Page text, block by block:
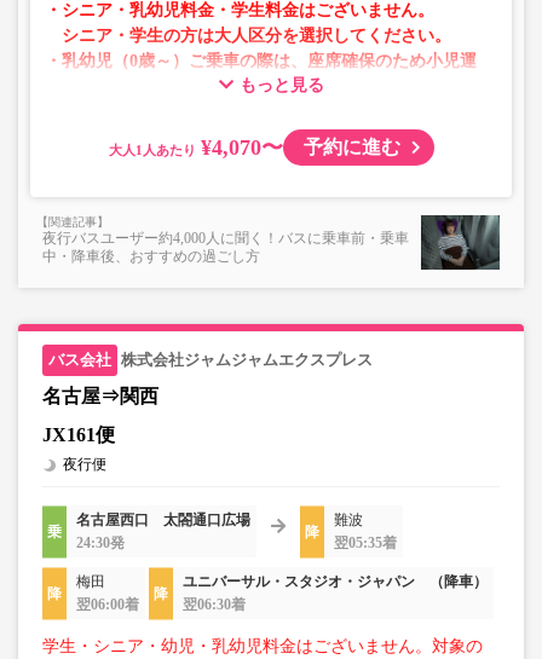
・シニア・乳幼児料金・学生料金はございません。
シニア・学生の方は大人区分を選択してください。
・乳幼児（0歳～）ご乗車の際は、座席確保のため小児運
賃での乗車券が必要です。
・AM1時～5時の間はシステムメンテナンスの為ご予約が
・在庫の状況はリアルタイムの表示ではございません。
※売り切れの場合でも残数が表示される場合がありま
す。
・一部取り扱いのない停留所がある場合がございます。
ントタイプでのご用意となります。
・増便や車両整備等の都合により、予告なく車両・シート
ださい。
もっと見る
大人 ¥4,070〜 予約に進む
夜行バスユーザー約4,000人に聞く！バスに乗車前・乗車
中・降車後、おすすめの過ごし方
株式会社ジャムジャムエクスプレス
名古屋⇒関西
JX161便
夜行便
名古屋西口 太閤通口広場
24:30発
難波
翌05:35着
梅田
翌06:00着
ユニバーサル・スタジオ・ジャパン （降車）
翌06:30着
学生・シニア・幼児・乳幼児料金はございません。対象の